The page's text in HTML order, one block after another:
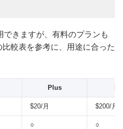
きますが、有料のプランも
較表を参考に、用途に合った
Plus
$20/月 $200/月
○ ○